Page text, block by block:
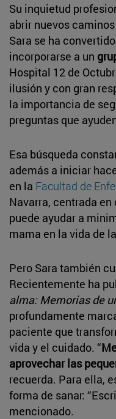
Su inquietud
abrir nuevos
Sara se ha
incorporarse a un
Hospital 12 de
ilusión y con gran
la importancia de
preguntas que
Esa búsqueda
además a iniciar
en la Facultad de
Navarra, centrada
puede ayudar a
mama en la vida de
Pero Sara también
Recientemente ha
alma: Memorias de
profundamente
paciente que
vida y el cuidado. “
aprovechar las
recuerda. Para ella,
forma de sanar:
mencionado.